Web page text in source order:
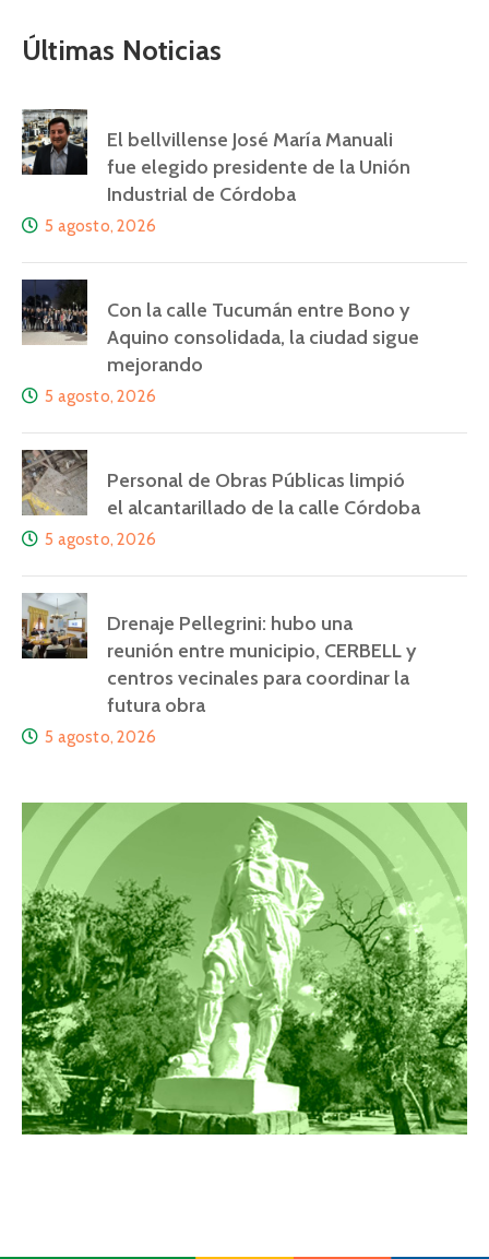
Últimas Noticias
El bellvillense José María Manuali
fue elegido presidente de la Unión
Industrial de Córdoba
5 agosto, 2026
Con la calle Tucumán entre Bono y
Aquino consolidada, la ciudad sigue
mejorando
5 agosto, 2026
Personal de Obras Públicas limpió
el alcantarillado de la calle Córdoba
5 agosto, 2026
Drenaje Pellegrini: hubo una
reunión entre municipio, CERBELL y
centros vecinales para coordinar la
futura obra
5 agosto, 2026